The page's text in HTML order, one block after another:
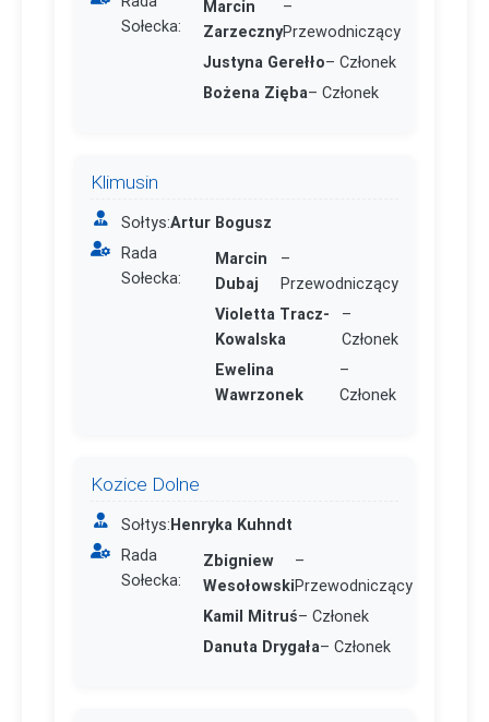
Sołecka:
Marcin
Zarzeczny
–
Przewodniczący
Justyna Gerełło– Członek
Bożena Zięba– Członek
Klimusin
Sołtys:Artur Bogusz
Rada
Sołecka:
Marcin
Dubaj
–
Przewodniczący
Violetta Tracz-
Kowalska
–
Członek
Ewelina
Wawrzonek
–
Członek
Kozice Dolne
Sołtys:Henryka Kuhndt
Rada
Sołecka:
Zbigniew
Wesołowski
–
Przewodniczący
Kamil Mitruś– Członek
Danuta Drygała– Członek